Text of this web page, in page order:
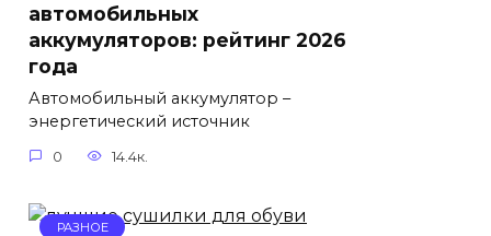
автомобильных
аккумуляторов: рейтинг 2026
года
Автомобильный аккумулятор –
энергетический источник
0 14.4к.
РАЗНОЕ